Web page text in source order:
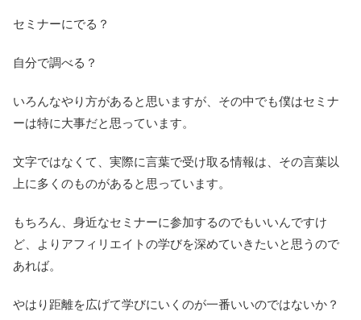
セミナーにでる？
自分で調べる？
いろんなやり方があると思いますが、その中でも僕はセミナ
ーは特に大事だと思っています。
文字ではなくて、実際に言葉で受け取る情報は、その言葉以
上に多くのものがあると思っています。
もちろん、身近なセミナーに参加するのでもいいんですけ
ど、よりアフィリエイトの学びを深めていきたいと思うので
あれば。
やはり距離を広げて学びにいくのが一番いいのではないか？